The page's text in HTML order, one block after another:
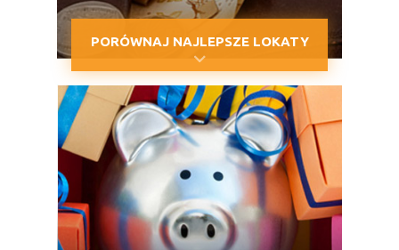
PORÓWNAJ NAJLEPSZE LOKATY